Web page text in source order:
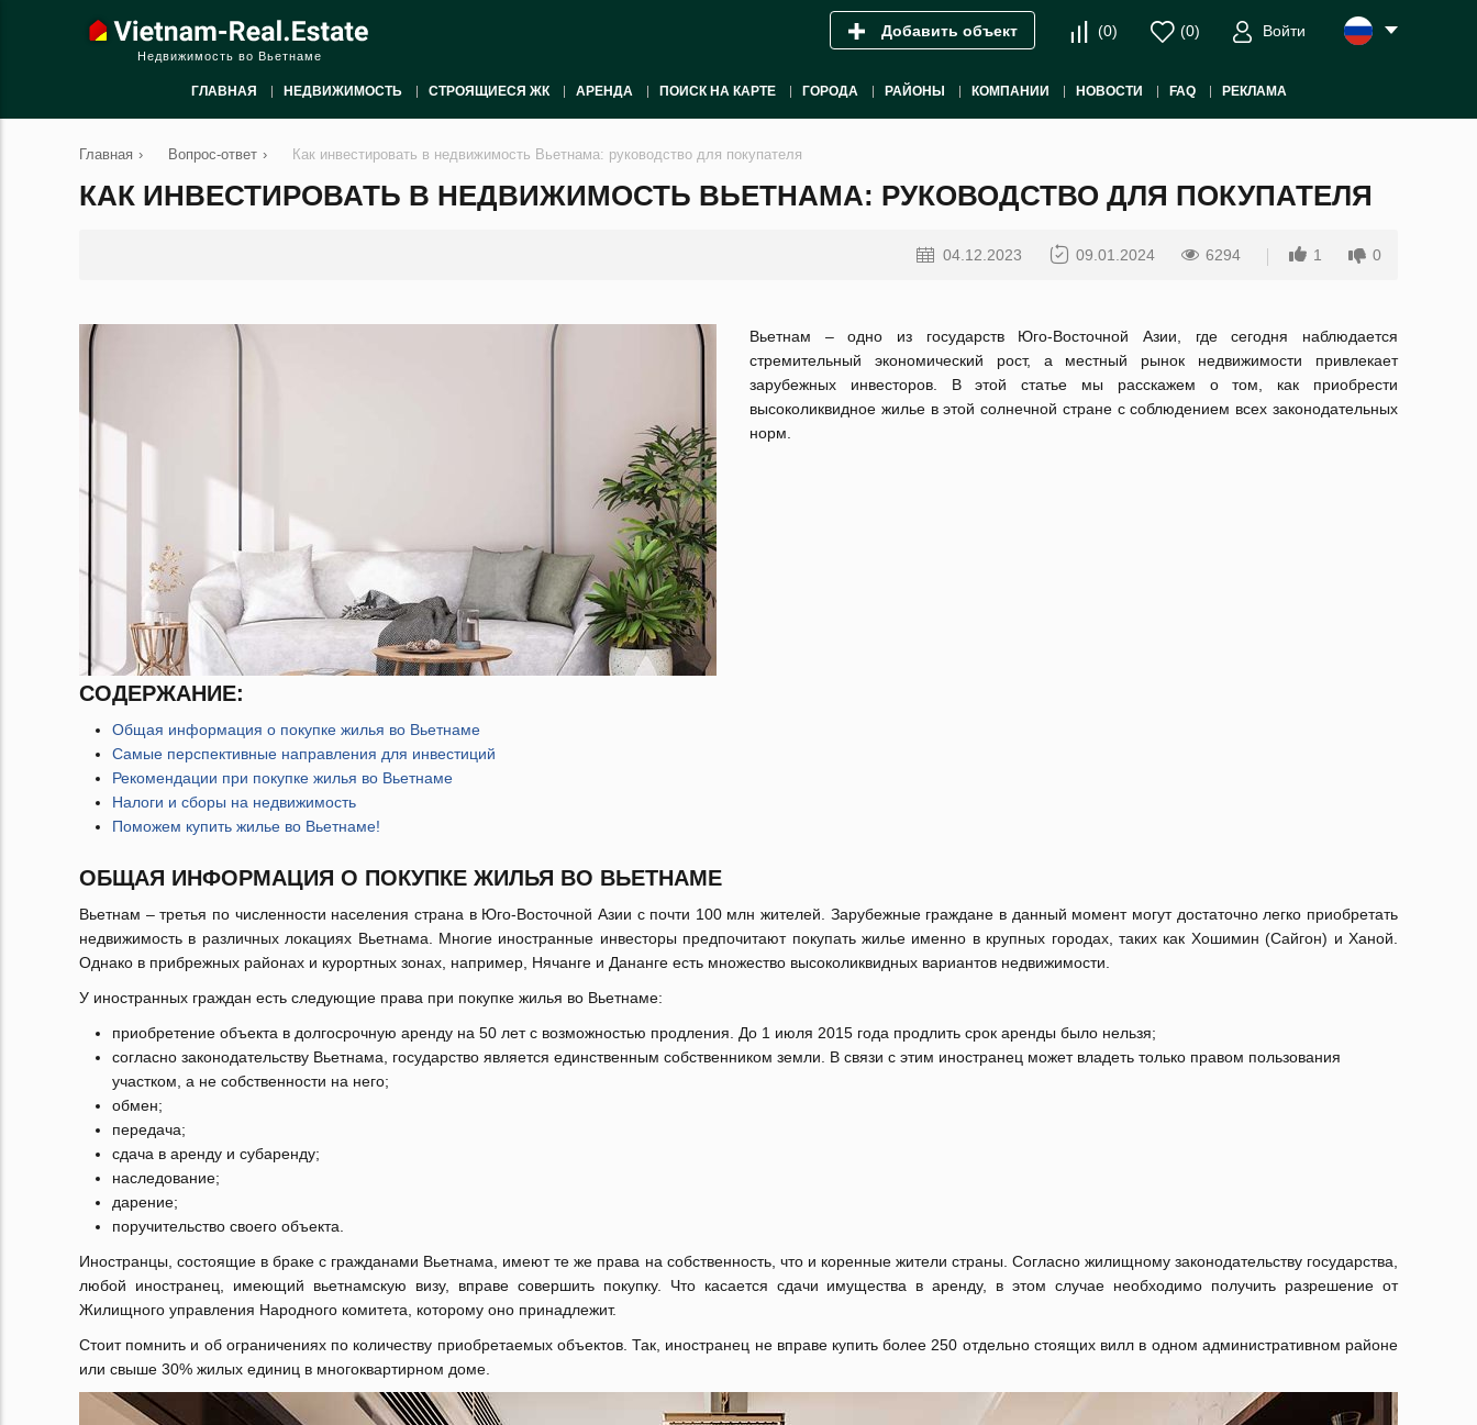
Недвижимость во Вьетнаме
Добавить объект (0) (0) Войти
ГЛАВНАЯ НЕДВИЖИМОСТЬ СТРОЯЩИЕСЯ ЖК АРЕНДА ПОИСК НА КАРТЕ ГОРОДА РАЙОНЫ КОМПАНИИ НОВОСТИ FAQ РЕКЛАМА
Главная › Вопрос-ответ › Как инвестировать в недвижимость Вьетнама: руководство для покупателя
КАК ИНВЕСТИРОВАТЬ В НЕДВИЖИМОСТЬ ВЬЕТНАМА: РУКОВОДСТВО ДЛЯ ПОКУПАТЕЛЯ
04.12.2023 09.01.2024 6294 1 0
Вьетнам – одно из государств Юго-Восточной Азии, где сегодня наблюдается
стремительный экономический рост, а местный рынок недвижимости привлекает
зарубежных инвесторов. В этой статье мы расскажем о том, как приобрести
высоколиквидное жилье в этой солнечной стране с соблюдением всех законодательных
норм.
СОДЕРЖАНИЕ:
Общая информация о покупке жилья во Вьетнаме
Самые перспективные направления для инвестиций
Рекомендации при покупке жилья во Вьетнаме
Налоги и сборы на недвижимость
Поможем купить жилье во Вьетнаме!
ОБЩАЯ ИНФОРМАЦИЯ О ПОКУПКЕ ЖИЛЬЯ ВО ВЬЕТНАМЕ
Вьетнам – третья по численности населения страна в Юго-Восточной Азии с почти 100 млн жителей. Зарубежные граждане в данный момент могут достаточно легко приобретать
недвижимость в различных локациях Вьетнама. Многие иностранные инвесторы предпочитают покупать жилье именно в крупных городах, таких как Хошимин (Сайгон) и Ханой.
Однако в прибрежных районах и курортных зонах, например, Нячанге и Дананге есть множество высоколиквидных вариантов недвижимости.
У иностранных граждан есть следующие права при покупке жилья во Вьетнаме:
приобретение объекта в долгосрочную аренду на 50 лет с возможностью продления. До 1 июля 2015 года продлить срок аренды было нельзя;
согласно законодательству Вьетнама, государство является единственным собственником земли. В связи с этим иностранец может владеть только правом пользования
участком, а не собственности на него;
обмен;
передача;
сдача в аренду и субаренду;
наследование;
дарение;
поручительство своего объекта.
Иностранцы, состоящие в браке с гражданами Вьетнама, имеют те же права на собственность, что и коренные жители страны. Согласно жилищному законодательству государства,
любой иностранец, имеющий вьетнамскую визу, вправе совершить покупку. Что касается сдачи имущества в аренду, в этом случае необходимо получить разрешение от
Жилищного управления Народного комитета, которому оно принадлежит.
Стоит помнить и об ограничениях по количеству приобретаемых объектов. Так, иностранец не вправе купить более 250 отдельно стоящих вилл в одном административном районе
или свыше 30% жилых единиц в многоквартирном доме.